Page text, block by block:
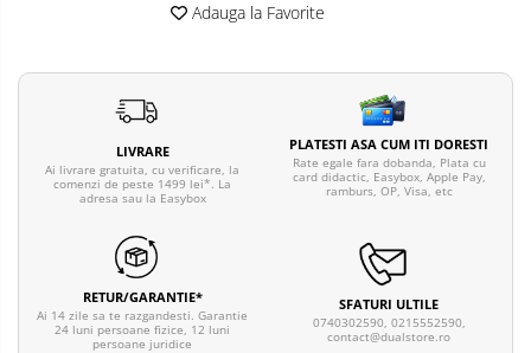
Adauga la Favorite
LIVRARE
Ai livrare gratuita, cu verificare, la
comenzi de peste 1499 lei*. La
adresa sau la Easybox
PLATESTI ASA CUM ITI DORESTI
Rate egale fara dobanda, Plata cu
card didactic, Easybox, Apple Pay,
ramburs, OP, Visa, etc
RETUR/GARANTIE*
Ai 14 zile sa te razgandesti. Garantie
24 luni persoane fizice, 12 luni
persoane juridice
SFATURI ULTILE
0740302590, 0215552590,
contact@dualstore.ro